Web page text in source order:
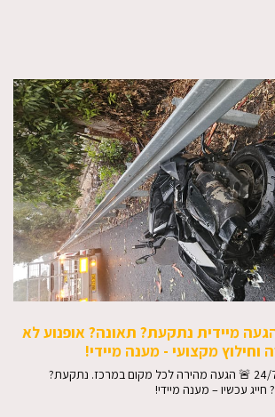
הגעה מיידית נתקעת? תאונה? אופנוע לא
וחילוץ מקצועי - מענה מיידי!
גרר אופנועים וקטנועים 24/7 🚨 הגעה מהירה לכל מקום במרכז. נתקעת?
עכשיו – מענה מיידי!